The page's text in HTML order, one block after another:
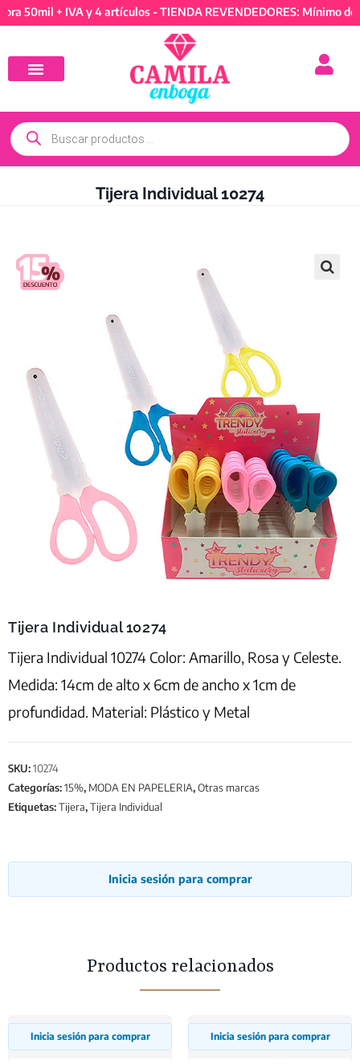
50mil + IVA y 4 artículos - TIENDA REVENDEDORES: Mínimo
Tijera Individual 10274
Tijera Individual 10274
Tijera Individual 10274 Color: Amarillo, Rosa y Celeste.
Medida: 14cm de alto x 6cm de ancho x 1cm de
profundidad. Material: Plástico y Metal
SKU:10274
Categorías:15%, MODA EN PAPELERIA,Otras marcas
Etiquetas:Tijera,Tijera Individual
Inicia sesión para comprar
Productos relacionados
Inicia sesión para comprar Inicia sesión para comprar